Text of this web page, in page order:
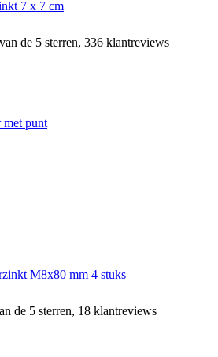
7 x 7 cm
de 5 sterren, 336 klantreviews
met punt
M8x80 mm 4 stuks
de 5 sterren, 18 klantreviews